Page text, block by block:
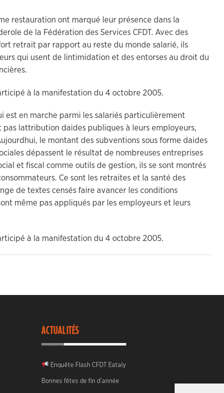
restauration ont marqué leur présence dans la
de la Fédération des Services CFDT. Avec des
retrait par rapport au reste du monde salarié, ils
qui usent de lintimidation et des entorses au droit du
est en marche parmi les salariés particulièrement
lattribution daides publiques à leurs employeurs,
le montant des subventions sous forme daides
dépassent le résultat de nombreuses entreprises
et fiscal comme outils de gestion, ils se sont montrés
Ce sont les retraites et la santé des
de textes censés faire avancer les conditions
même pas appliqués par les employeurs et leurs
ACTUALITÉS
Enquête Flash CFDT Eataly
Bonnes fêtes de fin d’année